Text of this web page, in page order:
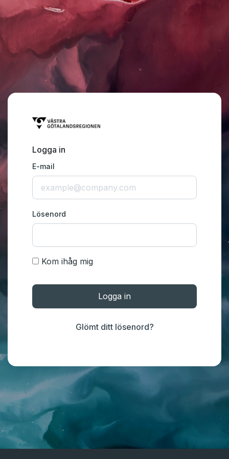
Logga in
E-mail
Lösenord
Kom ihåg mig
Logga in
Glömt ditt lösenord?